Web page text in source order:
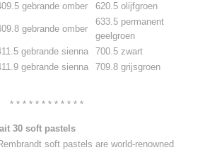
gebrande omber 620.5 olijfgroen
gebrande omber
633.5 permanent
geelgroen
gebrande sienna
700.5 zwart
gebrande sienna 709.8 grijsgroen
* * * * * * * * * * * *
30 soft pastels
soft pastels are world-renowned